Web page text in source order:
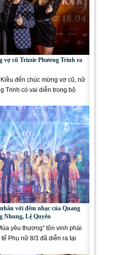
vợ cũ Trizzie Phương Trinh ra
đến chúc mừng vợ cũ, nữ
Trinh có vai diễn trong bộ
với đêm nhạc của Quang
Nhung, Lệ Quyên
yêu thương” tôn vinh phái
Phụ nữ 8/3 đã diễn ra tại